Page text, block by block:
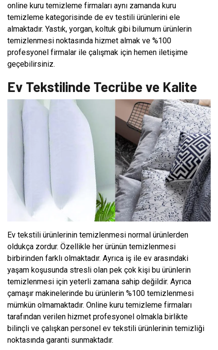
online kuru temizleme firmaları aynı zamanda kuru
temizleme kategorisinde de ev testili ürünlerini ele
almaktadır. Yastık, yorgan, koltuk gibi bilumum ürünlerin
temizlenmesi noktasında hizmet almak ve %100
profesyonel firmalar ile çalışmak için hemen iletişime
geçebilirsiniz.
Ev Tekstilinde Tecrübe ve Kalite
Ev tekstili ürünlerinin temizlenmesi normal ürünlerden
oldukça zordur. Özellikle her ürünün temizlenmesi
birbirinden farklı olmaktadır. Ayrıca iş ile ev arasındaki
yaşam koşusunda stresli olan pek çok kişi bu ürünlerin
temizlenmesi için yeterli zamana sahip değildir. Ayrıca
çamaşır makinelerinde bu ürünlerin %100 temizlenmesi
mümkün olmamaktadır. Online kuru temizleme firmaları
tarafından verilen hizmet profesyonel olmakla birlikte
bilinçli ve çalışkan personel ev tekstili ürünlerinin temizliği
noktasında garanti sunmaktadır.